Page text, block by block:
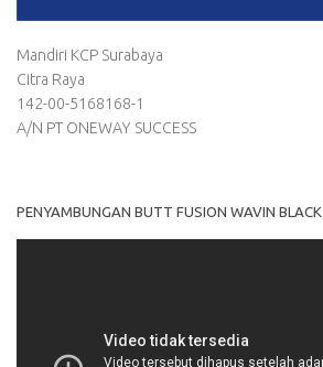
Mandiri KCP Surabaya
Citra Raya
142-00-5168168-1
A/N PT ONEWAY SUCCESS
PENYAMBUNGAN BUTT FUSION WAVIN BLACK